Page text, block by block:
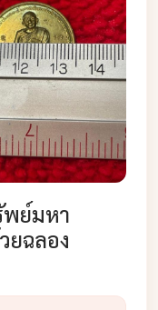
พย์มหา
ยฉลอง